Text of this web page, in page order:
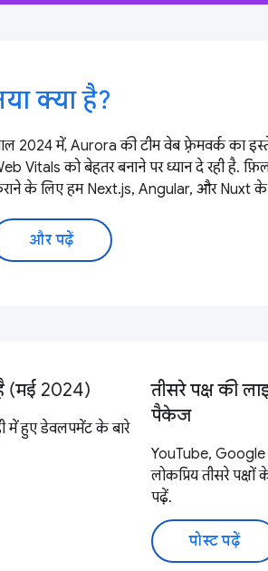
क्या है?
2024 में, Aurora की टीम वेब फ़्रेमवर्क का
Vitals को बेहतर बनाने पर ध्यान दे रही है.
के लिए हम Next.js, Angular, और Nuxt के
और पढ़ें
(मई 2024)
में हुए डेवलपमेंट के बारे
तीसरे पक्ष की
पैकेज
YouTube,
लोकप्रिय तीसरे
पढ़ें.
पोस्ट पढ़ें